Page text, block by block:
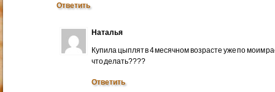
Ответить
Наталья
Купила цыплят в 4 месячном возрасте уже по моим
что делать????
Ответить